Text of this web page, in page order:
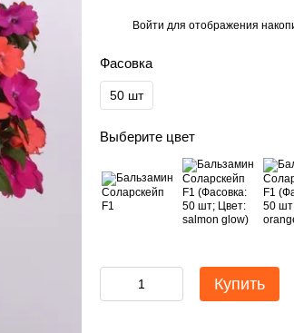
Войти для отображения
Фасовка
50 шт
Выберите цвет
Купить